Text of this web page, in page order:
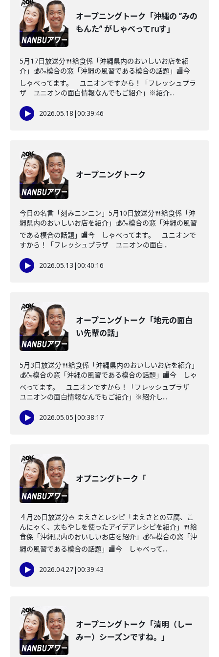
オープニングトーク「沖縄の ”みの
もんた” がしゃべってruす」
5月17日放送分🍴給食係「沖縄県内のおいしいお店を紹
介」💰🍶模合の窓「沖縄の風習である模合の話題」🏬今
しゃべってます。 ユニオンですから！「フレッシュプラ
ザ ユニオンの面白情報なんでもご紹介」※紹介...
2026.05.18 |00:39:46
オープニングトーク
今日の名言「刻みニンニン」5月10日放送分🍴給食係「沖
縄県内のおいしいお店を紹介」💰🍶模合の窓「沖縄の風習
である模合の話題」🏬今 しゃべってます。 ユニオンで
すから！「フレッシュプラザ ユニオンの面白...
2026.05.13 |00:40:16
オープニングトーク「地元の面白
い先輩の話」
5月3日放送分🍴給食係「沖縄県内のおいしいお店を紹介」
💰🍶模合の窓「沖縄の風習である模合の話題」🏬今 しゃ
べってます。 ユニオンですから！「フレッシュプラザ
ユニオンの面白情報なんでもご紹介」※紹介し...
2026.05.05 |00:38:17
オプニングトーク「
４月26日放送分🍚 まえさとレシピ「まえさとの豆腐、こ
んにゃく、太もやしを使ったアイデアレシピを紹介」🍴給
食係「沖縄県内のおいしいお店を紹介」💰🍶模合の窓「沖
縄の風習である模合の話題」🏬今 しゃべって...
2026.04.27|00:39:43
オープニングトーク「清明（しー
みー）シーズンですね。」